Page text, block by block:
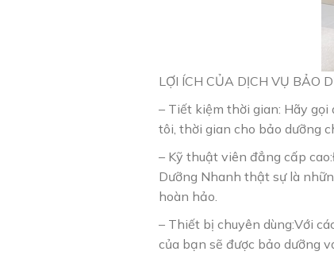
LỢI ÍCH CỦA DỊCH VỤ BẢO
– Tiết kiệm thời gian: Hãy
tôi, thời gian cho bảo dưỡng
– Kỹ thuật viên đẳng cấp
Dưỡng Nhanh thật sự là
hoàn hảo.
– Thiết bị chuyên dùng:Với
của bạn sẽ được bảo dưỡng